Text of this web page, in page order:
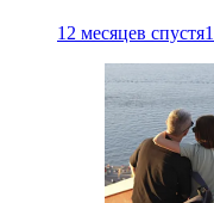
12 месяцев спустя